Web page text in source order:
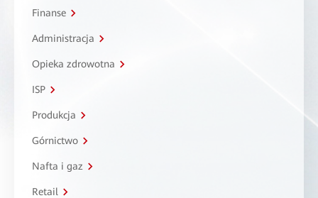
Finanse
Administracja
Opieka zdrowotna
ISP
Produkcja
Górnictwo
Nafta i gaz
Retail